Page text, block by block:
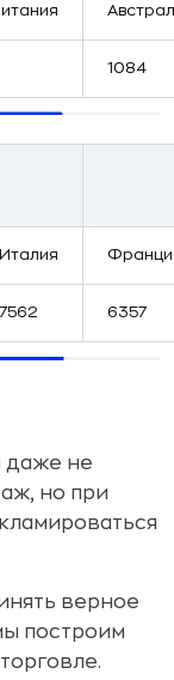
1084
Италия
7562 6357
даже не
но при
верное
построим